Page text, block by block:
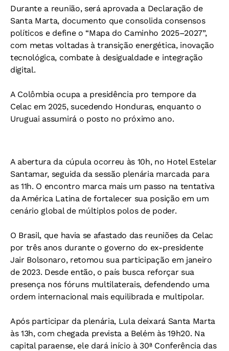
Durante a reunião, será aprovada a Declaração de
Santa Marta, documento que consolida consensos
políticos e define o “Mapa do Caminho 2025–2027”,
com metas voltadas à transição energética, inovação
tecnológica, combate à desigualdade e integração
digital.
A Colômbia ocupa a presidência pro tempore da
Celac em 2025, sucedendo Honduras, enquanto o
Uruguai assumirá o posto no próximo ano.
A abertura da cúpula ocorreu às 10h, no Hotel Estelar
Santamar, seguida da sessão plenária marcada para
as 11h. O encontro marca mais um passo na tentativa
da América Latina de fortalecer sua posição em um
cenário global de múltiplos polos de poder.
O Brasil, que havia se afastado das reuniões da Celac
por três anos durante o governo do ex-presidente
Jair Bolsonaro, retomou sua participação em janeiro
de 2023. Desde então, o país busca reforçar sua
presença nos fóruns multilaterais, defendendo uma
ordem internacional mais equilibrada e multipolar.
Após participar da plenária, Lula deixará Santa Marta
às 13h, com chegada prevista a Belém às 19h20. Na
capital paraense, ele dará início à 30ª Conferência das